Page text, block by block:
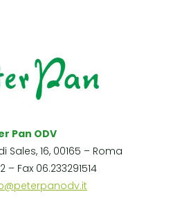
Pan ODV
Sales, 16, 00165 – Roma
– Fax 06.233291514